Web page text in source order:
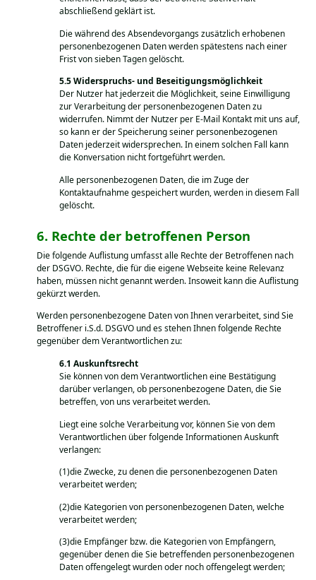
abschließend geklärt ist.
Die während des Absendevorgangs zusätzlich erhobenen
personenbezogenen Daten werden spätestens nach einer
Frist von sieben Tagen gelöscht.
Widerspruchs- und Beseitigungsmöglichkeit
Der Nutzer hat jederzeit die Möglichkeit, seine Einwilligung
zur Verarbeitung der personenbezogenen Daten zu
widerrufen. Nimmt der Nutzer per E-Mail Kontakt mit uns auf,
so kann er der Speicherung seiner personenbezogenen
Daten jederzeit widersprechen. In einem solchen Fall kann
die Konversation nicht fortgeführt werden.
Alle personenbezogenen Daten, die im Zuge der
Kontaktaufnahme gespeichert wurden, werden in diesem Fall
gelöscht.
Rechte der betroffenen Person
Die folgende Auflistung umfasst alle Rechte der Betroffenen nach
der DSGVO. Rechte, die für die eigene Webseite keine Relevanz
haben, müssen nicht genannt werden. Insoweit kann die Auflistung
gekürzt werden.
Werden personenbezogene Daten von Ihnen verarbeitet, sind Sie
Betroffener i.S.d. DSGVO und es stehen Ihnen folgende Rechte
gegenüber dem Verantwortlichen zu:
Auskunftsrecht
Sie können von dem Verantwortlichen eine Bestätigung
darüber verlangen, ob personenbezogene Daten, die Sie
betreffen, von uns verarbeitet werden.
Liegt eine solche Verarbeitung vor, können Sie von dem
Verantwortlichen über folgende Informationen Auskunft
verlangen:
(1)die Zwecke, zu denen die personenbezogenen Daten
verarbeitet werden;
(2)die Kategorien von personenbezogenen Daten, welche
verarbeitet werden;
(3)die Empfänger bzw. die Kategorien von Empfängern,
gegenüber denen die Sie betreffenden personenbezogenen
Daten offengelegt wurden oder noch offengelegt werden;